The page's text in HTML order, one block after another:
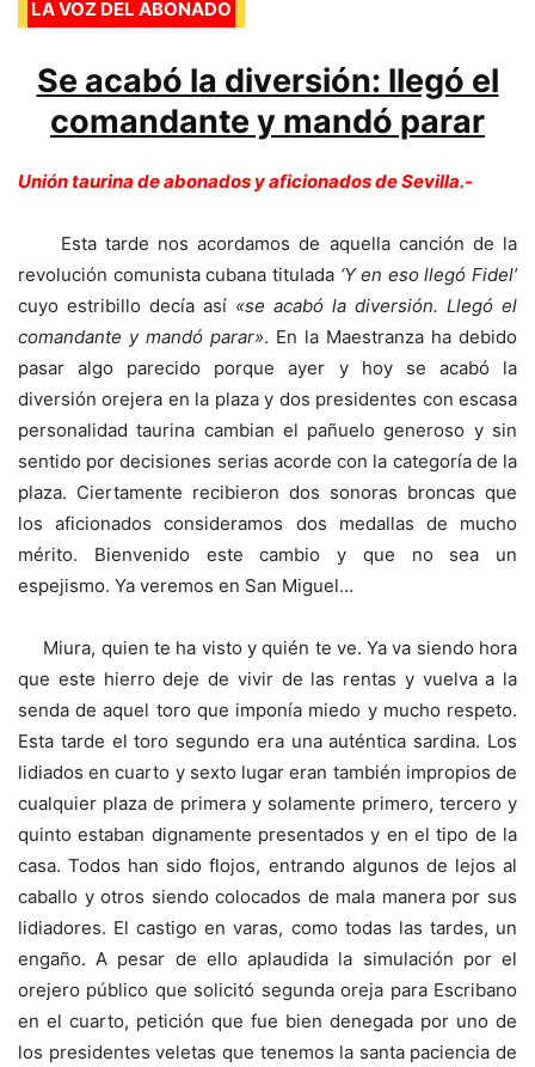
LA VOZ DEL ABONADO
Se acabó la diversión: llegó el
comandante y mandó parar
Unión taurina de abonados y aficionados de Sevilla.-
Esta tarde nos acordamos de aquella canción de la
revolución comunista cubana titulada ‘Y en eso llegó Fidel’
cuyo estribillo decía así «se acabó la diversión. Llegó el
comandante y mandó parar». En la Maestranza ha debido
pasar algo parecido porque ayer y hoy se acabó la
diversión orejera en la plaza y dos presidentes con escasa
personalidad taurina cambian el pañuelo generoso y sin
sentido por decisiones serias acorde con la categoría de la
plaza. Ciertamente recibieron dos sonoras broncas que
los aficionados consideramos dos medallas de mucho
mérito. Bienvenido este cambio y que no sea un
espejismo. Ya veremos en San Miguel…
Miura, quien te ha visto y quién te ve. Ya va siendo hora
que este hierro deje de vivir de las rentas y vuelva a la
senda de aquel toro que imponía miedo y mucho respeto.
Esta tarde el toro segundo era una auténtica sardina. Los
lidiados en cuarto y sexto lugar eran también impropios de
cualquier plaza de primera y solamente primero, tercero y
quinto estaban dignamente presentados y en el tipo de la
casa. Todos han sido flojos, entrando algunos de lejos al
caballo y otros siendo colocados de mala manera por sus
lidiadores. El castigo en varas, como todas las tardes, un
engaño. A pesar de ello aplaudida la simulación por el
orejero público que solicitó segunda oreja para Escribano
en el cuarto, petición que fue bien denegada por uno de
los presidentes veletas que tenemos la santa paciencia de